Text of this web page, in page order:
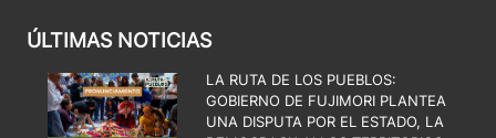
ÚLTIMAS NOTICIAS
LA RUTA DE LOS PUEBLOS:
GOBIERNO DE FUJIMORI PLANTEA
UNA DISPUTA POR EL ESTADO, LA